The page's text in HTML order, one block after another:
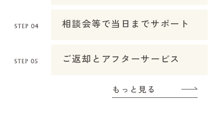
相談会等で当日までサポート
ご返却とアフターサービス
もっと見る